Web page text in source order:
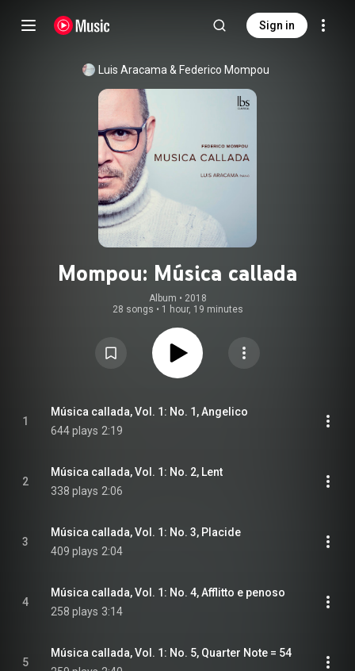
Sign in
Luis Aracama & Federico Mompou
Mompou: Música callada
Album • 2018
28 songs • 1 hour, 19 minutes
1
Música callada, Vol. 1: No. 1, Angelico
644 plays 2:19
2
Música callada, Vol. 1: No. 2, Lent
338 plays 2:06
3
Música callada, Vol. 1: No. 3, Placide
409 plays 2:04
4
Música callada, Vol. 1: No. 4, Afflitto e penoso
258 plays 3:14
5
Música callada, Vol. 1: No. 5, Quarter Note = 54